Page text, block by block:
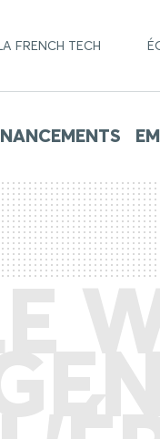
FRENCH TECH